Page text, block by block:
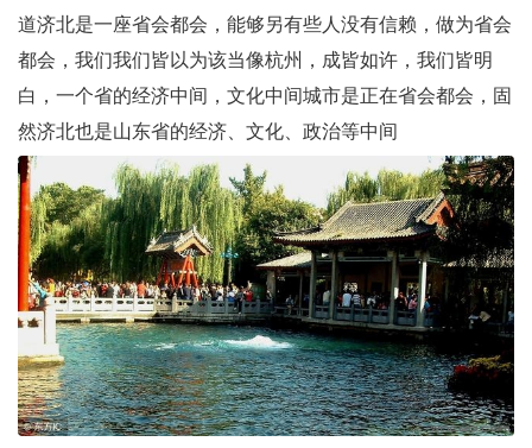
道济北是一座省会都会，能够另有些人没有信赖，做为省会
都会，我们我们皆以为该当像杭州，成皆如许，我们皆明
白，一个省的经济中间，文化中间城市是正在省会都会，固
然济北也是山东省的经济、文化、政治等中间